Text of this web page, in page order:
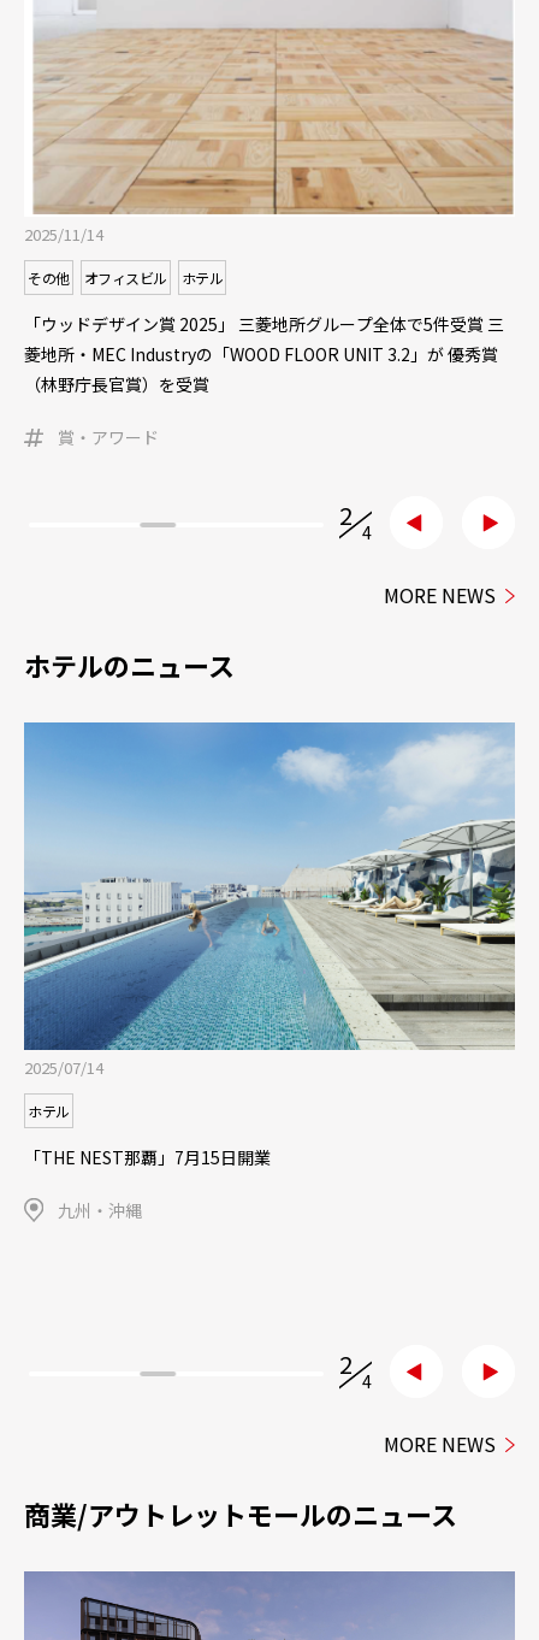
2025/10/16
オフィスビル
「ワイヤレス給電」のエイターリンクに出資 常盤橋タワーで実
証実験を開始
オフィスビル スマートシティ
3/4
MORE NEWS
ホテルのニュース
2025/04/25
ホテル
～ヒルトンのライフスタイルブランドが関東初進出～ 「キャノ
3/4
MORE NEWS
商業/アウトレットモールのニュース